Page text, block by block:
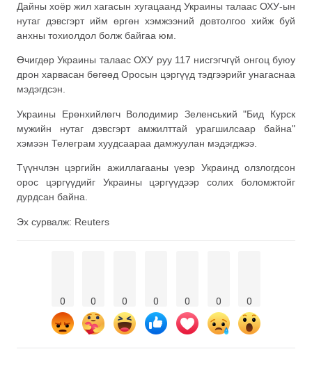
Дайны хоёр жил хагасын хугацаанд Украины талаас ОХУ-ын
нутаг дэвсгэрт ийм өргөн хэмжээний довтолгоо хийж буй
анхны тохиолдол болж байгаа юм.
Өчигдөр Украины талаас ОХУ руу 117 нисгэгчгүй онгоц буюу
дрон харвасан бөгөөд Оросын цэргүүд тэдгээрийг унагаснаа
мэдэгдсэн.
Украины Ерөнхийлөгч Володимир Зеленський "Бид Курск
мужийн нутаг дэвсгэрт амжилттай урагшилсаар байна"
хэмээн Телеграм хуудсаараа дамжуулан мэдэгджээ.
Түүнчлэн цэргийн ажиллагааны үеэр Украинд олзлогдсон
орос цэргүүдийг Украины цэргүүдээр солих боломжтойг
дурдсан байна.
Эх сурвалж: Reuters
0 0 0 0 0 0 0